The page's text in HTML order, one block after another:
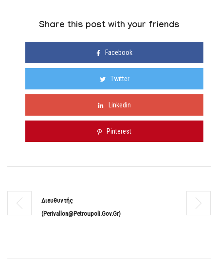
Share this post with your friends
Facebook
Twitter
Linkedin
Pinterest
Διευθυντής
(perivallon@petroupoli.gov.gr)